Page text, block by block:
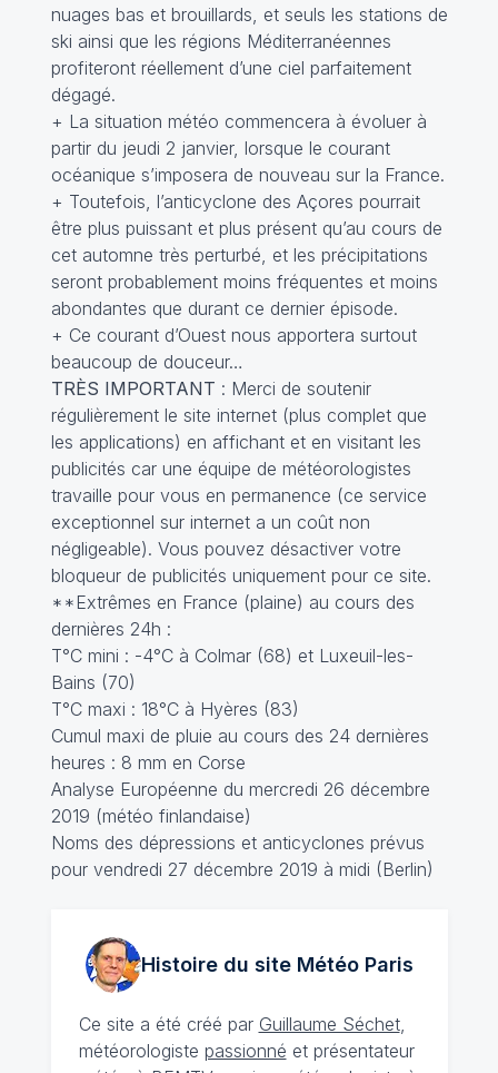
nuages bas et brouillards, et seuls les stations de
ski ainsi que les régions Méditerranéennes
profiteront réellement d’une ciel parfaitement
dégagé.
+ La situation météo commencera à évoluer à
partir du jeudi 2 janvier, lorsque le courant
océanique s’imposera de nouveau sur la France.
+ Toutefois, l’anticyclone des Açores pourrait
être plus puissant et plus présent qu’au cours de
cet automne très perturbé, et les précipitations
seront probablement moins fréquentes et moins
abondantes que durant ce dernier épisode.
+ Ce courant d’Ouest nous apportera surtout
beaucoup de douceur…
TRÈS IMPORTANT : Merci de soutenir
régulièrement le site internet (plus complet que
les applications) en affichant et en visitant les
publicités car une équipe de météorologistes
travaille pour vous en permanence (ce service
exceptionnel sur internet a un coût non
négligeable). Vous pouvez désactiver votre
bloqueur de publicités uniquement pour ce site.
**Extrêmes en France (plaine) au cours des
dernières 24h :
T°C mini : -4°C à Colmar (68) et Luxeuil-les-
Bains (70)
T°C maxi : 18°C à Hyères (83)
Cumul maxi de pluie au cours des 24 dernières
heures : 8 mm en Corse
Analyse Européenne du mercredi 26 décembre
2019 (météo finlandaise)
Noms des dépressions et anticyclones prévus
pour vendredi 27 décembre 2019 à midi (Berlin)
Histoire du site MétéoParis
Ce site a été créé par Guillaume Séchet,
météorologiste passionné et présentateur